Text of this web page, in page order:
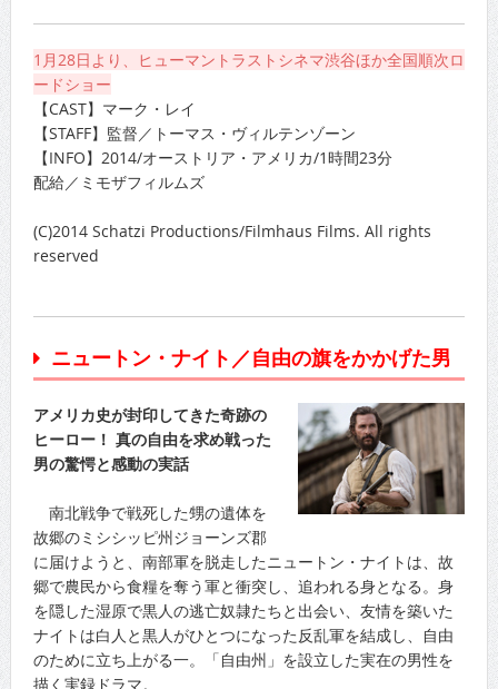
1月28日より、ヒューマントラストシネマ渋谷ほか全国順次ロ
ードショー
【CAST】マーク・レイ
【STAFF】監督／トーマス・ヴィルテンゾーン
【INFO】2014/オーストリア・アメリカ/1時間23分
配給／ミモザフィルムズ
(C)2014 Schatzi Productions/Filmhaus Films. All rights
reserved
ニュートン・ナイト／自由の旗をかかげた男
アメリカ史が封印してきた奇跡の
ヒーロー！ 真の自由を求め戦った
男の驚愕と感動の実話
南北戦争で戦死した甥の遺体を
故郷のミシシッピ州ジョーンズ郡
に届けようと、南部軍を脱走したニュートン・ナイトは、故
郷で農民から食糧を奪う軍と衝突し、追われる身となる。身
を隠した湿原で黒人の逃亡奴隷たちと出会い、友情を築いた
ナイトは白人と黒人がひとつになった反乱軍を結成し、自由
のために立ち上がる一。「自由州」を設立した実在の男性を
描く実録ドラマ。